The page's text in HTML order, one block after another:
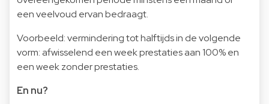
een veelvoud ervan bedraagt.
Voorbeeld: vermindering tot halftijds in de volgende
vorm: afwisselend een week prestaties aan 100% en
een week zonder prestaties.
En nu?